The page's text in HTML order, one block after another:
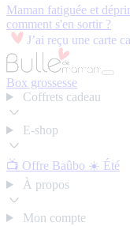
Maman fatiguée et
comment s'en sortir ?
J’ai reçu une carte
Box grossesse
Coffrets cadeau
E-shop
📺 Offre Baûbo ☀️ Été
À propos
Mon compte